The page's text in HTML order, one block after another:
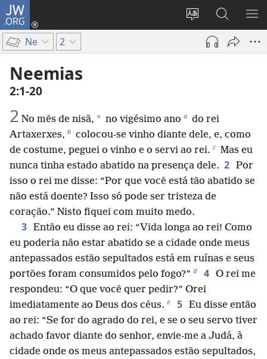
JW.ORG
Mudar
idioma
Log
Buscar
no
JW.ORG
Ne 2
Neemias
2:1-20
2 No mês de nisã, * no vigésimo ano a do rei
Artaxerxes, b colocou-se vinho diante dele, e, como
de costume, peguei o vinho e o servi ao rei. c Mas eu
nunca tinha estado abatido na presença dele. 2 Por
isso o rei me disse: “Por que você está tão abatido se
não está doente? Isso só pode ser tristeza de
coração.” Nisto fiquei com muito medo.
3 Então eu disse ao rei: “Vida longa ao rei! Como
eu poderia não estar abatido se a cidade onde meus
antepassados estão sepultados está em ruínas e seus
portões foram consumidos pelo fogo?” d 4 O rei me
respondeu: “O que você quer pedir?” Orei
imediatamente ao Deus dos céus. e 5 Eu disse então
ao rei: “Se for do agrado do rei, e se o seu servo tiver
achado favor diante do senhor, envie-me a Judá, à
cidade onde os meus antepassados estão sepultados,